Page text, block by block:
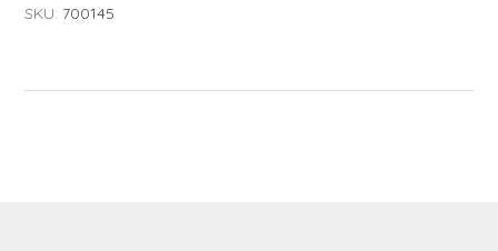
SKU: 700145